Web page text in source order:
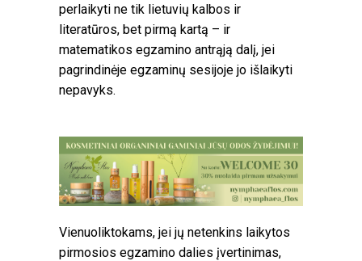
perlaikyti ne tik lietuvių kalbos ir
literatūros, bet pirmą kartą – ir
matematikos egzamino antrąją dalį, jei
pagrindinėje egzaminų sesijoje jo išlaikyti
nepavyks.
Vienuoliktokams, jei jų netenkins laikytos
pirmosios egzamino dalies įvertinimas,